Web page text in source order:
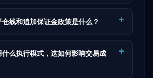
线和追加保证金政策是什么？
么执行模式，这如何影响交易成